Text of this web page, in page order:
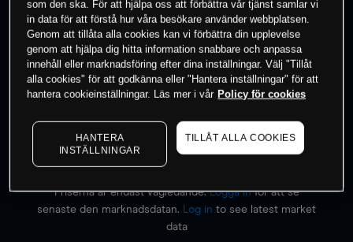
0% av kunderna har en position i detta
instrument
Börja handla
Priserna är endast vägledande.Logga inför att se
senaste den marknadsdatan.
Log in to see latest market
data
som den ska. För att hjälpa oss att förbättra vår tjänst samlar vi
in data för att förstå hur våra besökare använder webbplatsen.
Genom att tillåta alla cookies kan vi förbättra din upplevelse
genom att hjälpa dig hitta information snabbare och anpassa
innehåll eller marknadsföring efter dina inställningar. Välj "Tillåt
alla cookies" för att godkänna eller "Hantera inställningar" för att
hantera cookieinställningar. Läs mer i vår Policy för cookies
HANTERA
INSTÄLLNINGAR
TILLÅT ALLA COOKIES